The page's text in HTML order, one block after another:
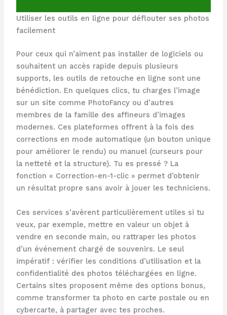
Utiliser les outils en ligne pour déflouter ses photos
facilement
Pour ceux qui n’aiment pas installer de logiciels ou
souhaitent un accès rapide depuis plusieurs
supports, les outils de retouche en ligne sont une
bénédiction. En quelques clics, tu charges l’image
sur un site comme PhotoFancy ou d’autres
membres de la famille des affineurs d’images
modernes. Ces plateformes offrent à la fois des
corrections en mode automatique (un bouton unique
pour améliorer le rendu) ou manuel (curseurs pour
la netteté et la structure). Tu es pressé ? La
fonction « Correction-en-1-clic » permet d’obtenir
un résultat propre sans avoir à jouer les techniciens.
Ces services s’avèrent particulièrement utiles si tu
veux, par exemple, mettre en valeur un objet à
vendre en seconde main, ou rattraper les photos
d’un événement chargé de souvenirs. Le seul
impératif : vérifier les conditions d’utilisation et la
confidentialité des photos téléchargées en ligne.
Certains sites proposent même des options bonus,
comme transformer ta photo en carte postale ou en
cybercarte, à partager avec tes proches.